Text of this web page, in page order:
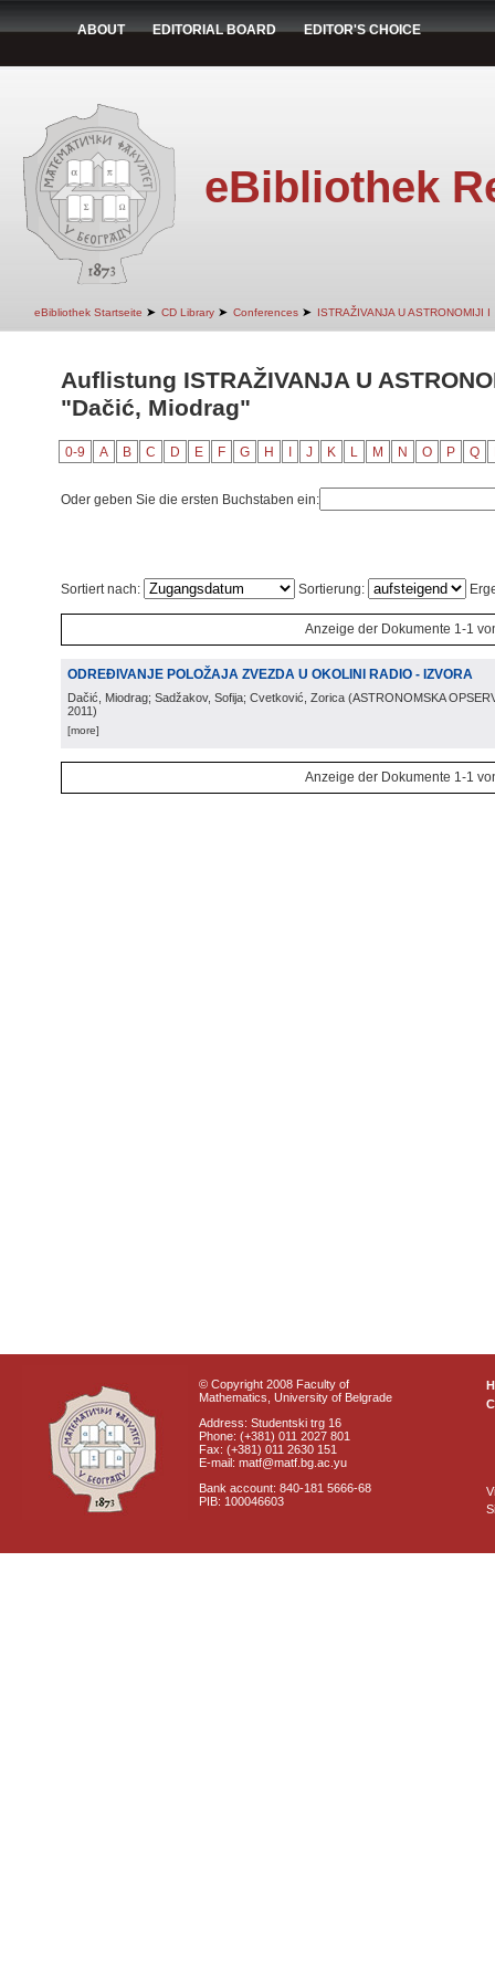
ABOUT EDITORIAL BOARD EDITOR'S CHOICE
eBibliothek
eBibliothek Startseite ➤ CD Library ➤ Conferences ➤ ISTRAŽIVANJA U ASTRONOMIJI I
Auflistung ISTRAŽIVANJA U
"Dačić, Miodrag"
0-9 A B C D E F G H J K L M N O P Q
Oder geben Sie die ersten Buchstaben ein:
Sortiert nach: Sortierung:
Anzeige der Dokumente 1-1
ODREĐIVANJE POLOŽAJA ZVEZDA U OKOLINI RADIO - IZVORA
Dačić, Miodrag; Sadžakov, Sofija; Cvetković, Zorica (ASTRONOMSKA
2011)
[more]
Anzeige der Dokumente 1-1
© Copyright 2008 Faculty of
Mathematics, University of Belgrade
Address: Studentski trg 16
Phone: (+381) 011 2027 801
Fax: (+381) 011 2630 151
E-mail: matf@matf.bg.ac.yu
Bank account: 840-181 5666-68
PIB: 100046603